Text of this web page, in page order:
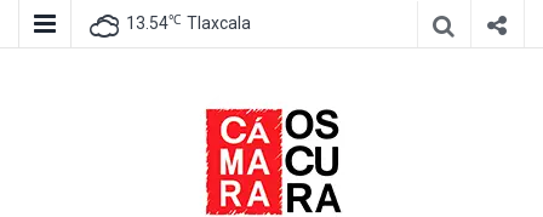
13.54℃ Tlaxcala